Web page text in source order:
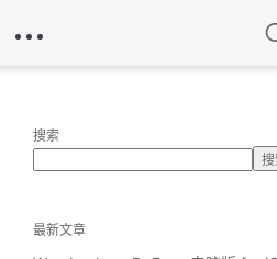
搜索
最新文章